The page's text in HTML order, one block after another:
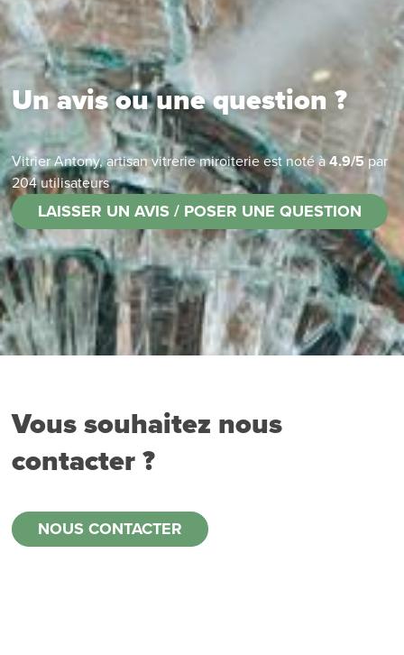
Un avis ou une question ?
Vitrier Antony, artisan vitrerie miroiterieest noté à4.9/5 par
204utilisateurs
LAISSER UN AVIS / POSER UNE QUESTION
Vous souhaitez nous
contacter ?
NOUS CONTACTER